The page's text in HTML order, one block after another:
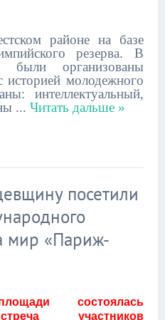
районе на базе
резерва. В
были организованы
историей молодежного
интеллектуальный,
... Читать дальше »
посетили
мир «Париж-
состоялась
участников